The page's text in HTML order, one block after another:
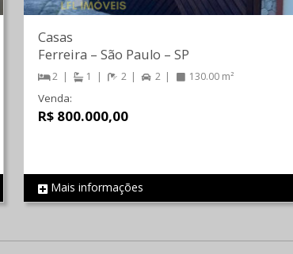
REF 705
Casas
Ferreira – São Paulo – SP
2 1 2 2 130.00 m²
Venda:
R$ 800.000,00
Mais informações